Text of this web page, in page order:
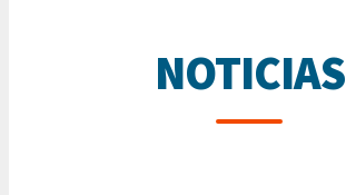
NOTICIAS